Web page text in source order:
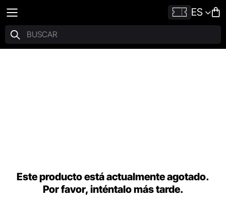
ES
Este producto está actualmente agotado.
Por favor, inténtalo más tarde.